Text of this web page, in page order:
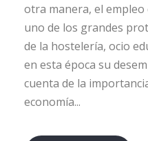
otra manera, el
uno de los grandes
de la hostelería, ocio
en esta época su
cuenta de la
economía...